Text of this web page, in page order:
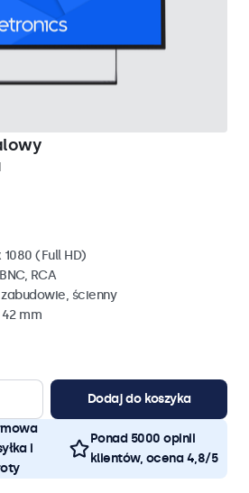
(Full HD)
RCA
ścienny
mm
Dodaj do koszyka
i
Ponad 5000 opinii
klientów, ocena 4,8/5